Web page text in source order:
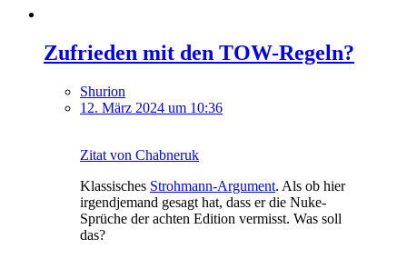
Zufrieden mit den TOW-Regeln?
Shurion
12. März 2024 um 10:36
Zitat von Chabneruk
Klassisches Strohmann-Argument. Als ob hier
irgendjemand gesagt hat, dass er die Nuke-
Sprüche der achten Edition vermisst. Was soll
das?